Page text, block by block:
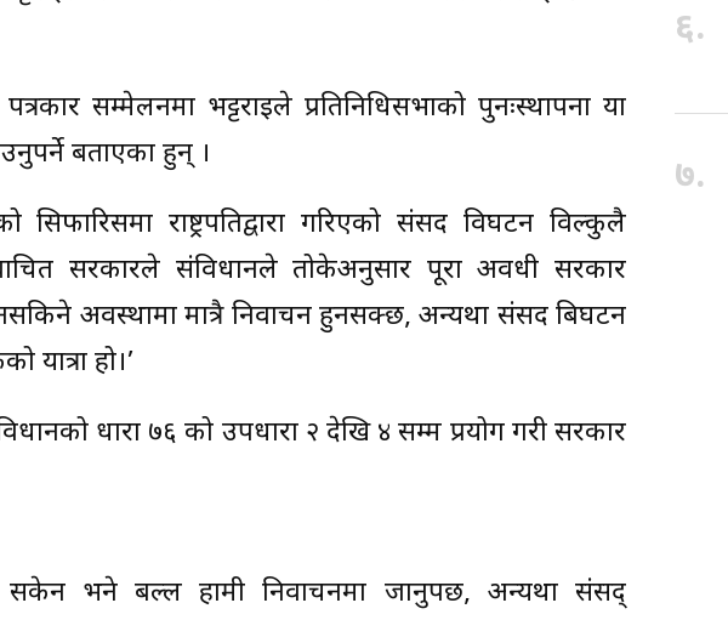
सम्मेलनमा भट्टराईले प्रतिनिधिसभाको पुनःस्थापना या
बताएका हुन् ।
सिफारिसमा राष्ट्रपतिद्वारा गरिएको संसद विघटन विल्कुलै
सरकारले संविधानले तोकेअनुसार पूरा अवधी सरकार
अवस्थामा मात्रै निर्वाचन हुनसक्छ, अन्यथा संसद बिघटन
यात्रा हो।’
धारा ७६ को उपधारा २ देखि ४ सम्म प्रयोग गरी सरकार
भने बल्ल हामी निर्वाचनमा जानुपर्छ, अन्यथा संसद्
६.
७.